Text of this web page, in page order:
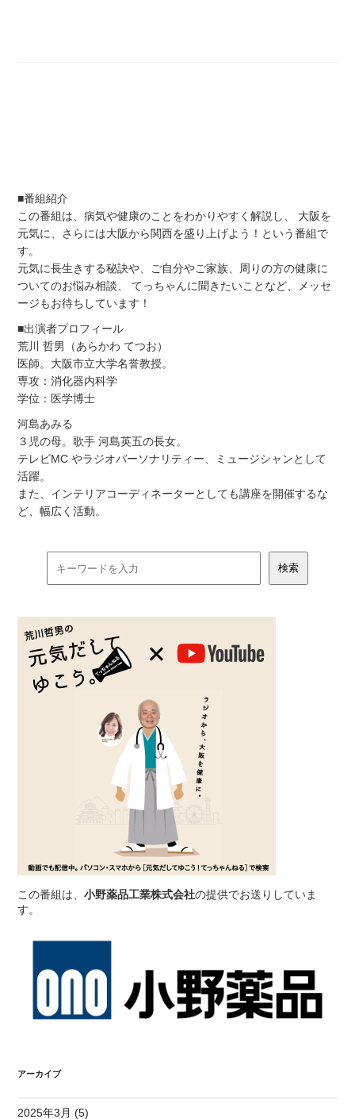
■番組紹介
この番組は、病気や健康のことをわかりやすく解説し、 大阪を
元気に、さらには大阪から関西を盛り上げよう！という番組で
す。
元気に長生きする秘訣や、ご自分やご家族、周りの方の健康に
ついてのお悩み相談、 てっちゃんに聞きたいことなど、メッセ
ージもお待ちしています！
■出演者プロフィール
荒川 哲男（あらかわ てつお）
医師。大阪市立大学名誉教授。
専攻：消化器内科学
学位：医学博士
河島あみる
３児の母。歌手 河島英五の長女。
テレビMC やラジオパーソナリティー、ミュージシャンとして
活躍。
また、インテリアコーディネーターとしても講座を開催するな
ど、幅広く活動。
この番組は、小野薬品工業株式会社の提供でお送りしていま
す。
アーカイブ
2025年3月 (5)